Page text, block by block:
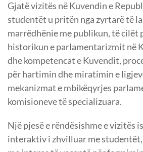
Gjatë vizitës në Kuvendin e
studentët u pritën nga zyrtarë të
marrëdhënie me publikun, të cilët
historikun e parlamentarizmit në
dhe kompetencat e Kuvendit,
për hartimin dhe miratimin e
mekanizmat e mbikëqyrjes
komisioneve të specializuara.
Një pjesë e rëndësishme e vizitës
interaktiv i zhvilluar me